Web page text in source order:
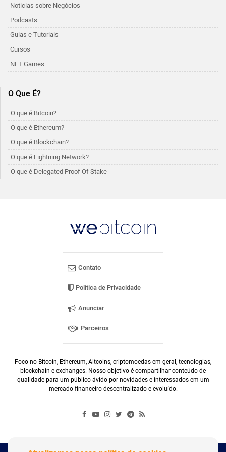
Noticias sobre Negócios
Podcasts
Guias e Tutoriais
Cursos
NFT Games
O Que É?
O que é Bitcoin?
O que é Ethereum?
O que é Blockchain?
O que é Lightning Network?
O que é Delegated Proof Of Stake
Contato
Política de Privacidade
Anunciar
Parceiros
Foco no Bitcoin, Ethereum, Altcoins, criptomoedas em geral, tecnologias,
blockchain e exchanges. Nosso objetivo é compartilhar conteúdo de
qualidade para um público ávido por novidades e interessados em um
mercado financeiro descentralizado e evoluído.